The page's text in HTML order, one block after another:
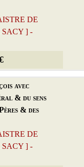
DE
SACY ] -
avec
& du sens
& des
DE
SACY ] -